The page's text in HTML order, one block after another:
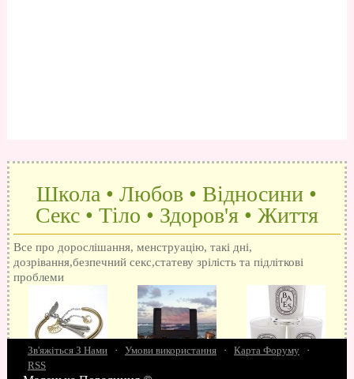
Школа • Любов • Відносини •
Секс • Тіло • Здоров'я • Життя
Все про дорослішання, менструацію, такі дні,
дозрівання,безпечний секс,статеву зрілість та підліткові
проблеми
Зв'яжіться З Нами · Умови використання · Карта Форуму
·
RSS